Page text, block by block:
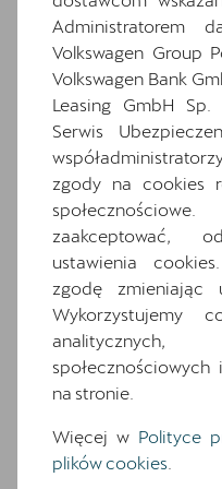
ekran dotykowy
Osłony
pasażera z
lusterkami
Oświetlenie
bocznych
Relingi dachowe w
Schowek z funkcją
ładowania telefonu
Speed limiter
System Front Cross
System
Wnętrze CUPRA z
dekoracyjnymi
Zaczepy Isofix/i-
miejscach tylnej
Administratorem
Volkswagen Group
Volkswagen Bank
Leasing GmbH
Serwis
zgody na cookies
zaakceptować,
ustawienia
zgodę zmieniając
Wykorzystujemy
na stronie.
Więcej w Polityce
plików cookies